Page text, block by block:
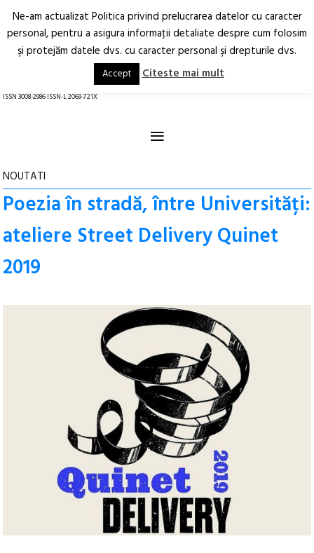
Arhitectură.
Oraș.
RO EN
ISSN 3008-2986 ISSN-L 2069-721X
≡
NOUTATI
Poezia în stradă, între Universități:
ateliere Street Delivery Quinet
2019
Ne-am actualizat Politica privind prelucrarea datelor cu caracter
personal, pentru a asigura informaţii detaliate despre cum folosim
şi protejăm datele dvs. cu caracter personal şi drepturile dvs.
Accept Citeste mai mult